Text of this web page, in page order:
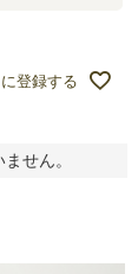
登録する
せん。